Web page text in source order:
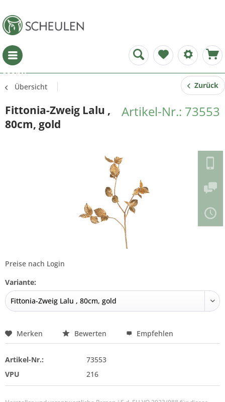
Menü
Übersicht Zurück
Artikel-Nr.: 73553
Fittonia-Zweig Lalu ,
80cm, gold
Preise nach Login
Variante:
Merken Bewerten Empfehlen
Artikel-Nr.:
73553
VPU
216